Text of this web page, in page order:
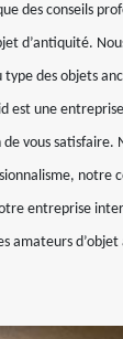
des conseils
d’antiquité.
des objets
est une
vous
notre
entreprise
amateurs